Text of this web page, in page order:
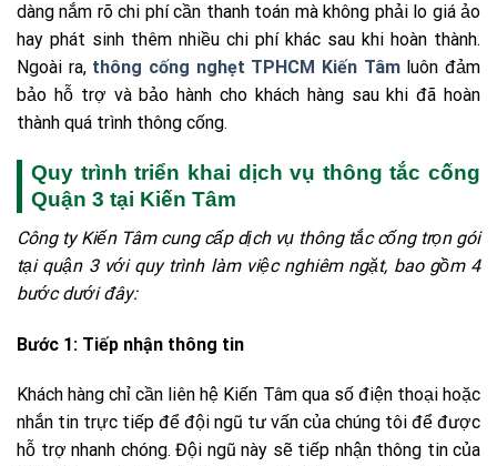
dàng nắm rõ chi phí cần thanh toán mà không phải lo giá ảo
hay phát sinh thêm nhiều chi phí khác sau khi hoàn thành.
Ngoài ra, thông cống nghẹt TPHCM Kiến Tâmluôn đảm
bảo hỗ trợ và bảo hành cho khách hàng sau khi đã hoàn
thành quá trình thông cống.
Quy trình triển khai dịch vụ thông tắc cống
Quận 3 tại Kiến Tâm
Công ty Kiến Tâm cung cấp dịch vụ thông tắc cống trọn gói
tại quận 3 với quy trình làm việc nghiêm ngặt, bao gồm 4
bước dưới đây:
Bước 1: Tiếp nhận thông tin
Khách hàng chỉ cần liên hệ Kiến Tâm qua số điện thoại hoặc
nhắn tin trực tiếp để đội ngũ tư vấn của chúng tôi để được
hỗ trợ nhanh chóng. Đội ngũ này sẽ tiếp nhận thông tin của